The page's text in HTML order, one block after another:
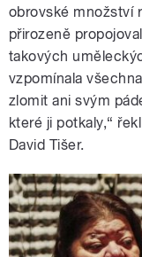
obrovské množství
přirozeně
takových
vzpomínala
zlomit ani svým
které ji potkaly,“
David Tišer.